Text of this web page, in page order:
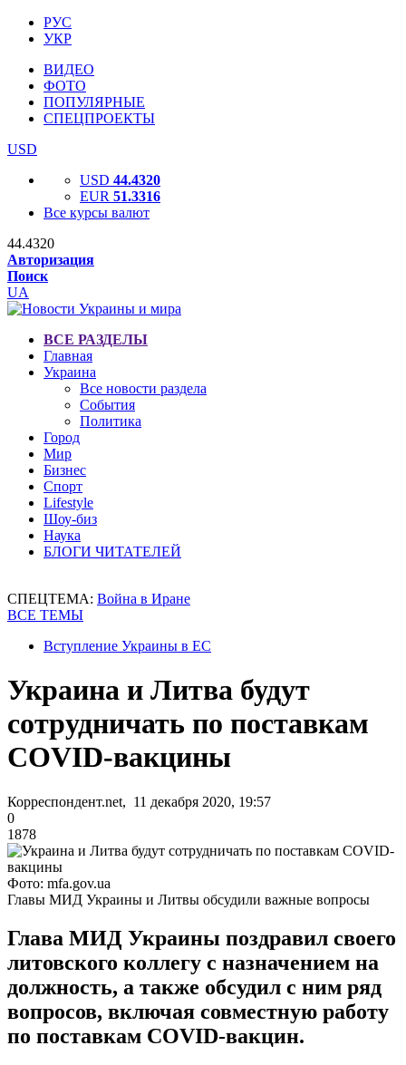
РУС
УКР
ВИДЕО
ФОТО
ПОПУЛЯРНЫЕ
СПЕЦПРОЕКТЫ
USD
USD 44.4320
EUR 51.3316
Все курсы валют
44.4320
Авторизация
Поиск
UA
ВСЕ РАЗДЕЛЫ
Главная
Украина
Все новости раздела
События
Политика
Город
Мир
Бизнес
Спорт
Lifestyle
Шоу-биз
Наука
БЛОГИ ЧИТАТЕЛЕЙ
СПЕЦТЕМА: Война в Иране
ВСЕ ТЕМЫ
Вступление Украины в ЕС
Украина и Литва будут
сотрудничать по поставкам
COVID-вакцины
Корреспондент.net, 11 декабря 2020, 19:57
0
1878
Фото: mfa.gov.ua
Главы МИД Украины и Литвы обсудили важные вопросы
Глава МИД Украины поздравил своего
литовского коллегу с назначением на
должность, а также обсудил с ним ряд
вопросов, включая совместную работу
по поставкам COVID-вакцин.